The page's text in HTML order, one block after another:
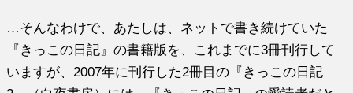
…そんなわけで、あたしは、ネットで書き続けていた
『きっこの日記』の書籍版を、これまでに3冊刊行して
いますが、2007年に刊行した2冊目の『きっこの日記